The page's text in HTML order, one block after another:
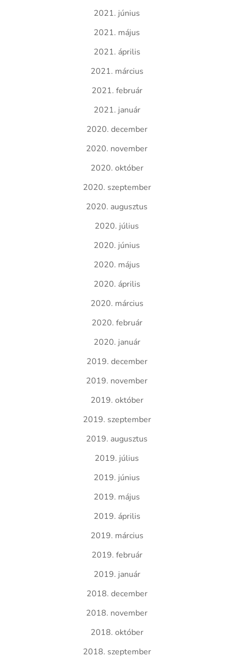
2021. június
2021. május
2021. április
2021. március
2021. február
2021. január
2020. december
2020. november
2020. október
2020. szeptember
2020. augusztus
2020. július
2020. június
2020. május
2020. április
2020. március
2020. február
2020. január
2019. december
2019. november
2019. október
2019. szeptember
2019. augusztus
2019. július
2019. június
2019. május
2019. április
2019. március
2019. február
2019. január
2018. december
2018. november
2018. október
2018. szeptember